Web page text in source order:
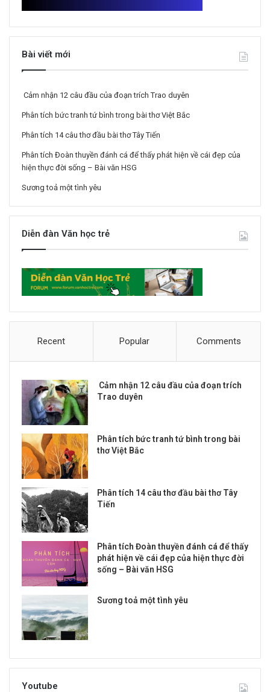
Bài viết mới
Cảm nhận 12 câu đầu của đoạn trích Trao duyên
Phân tích bức tranh tứ bình trong bài thơ Việt Bắc
Phân tích 14 câu thơ đầu bài thơ Tây Tiến
Phân tích Đoàn thuyền đánh cá để thấy phát hiện về cái đẹp của
hiện thực đời sống – Bài văn HSG
Sương toả một tình yêu
Diễn đàn Văn học trẻ
Recent Popular Comments
Cảm nhận 12 câu đầu của đoạn trích
Trao duyên
Phân tích bức tranh tứ bình trong bài
thơ Việt Bắc
Phân tích 14 câu thơ đầu bài thơ Tây
Tiến
Phân tích Đoàn thuyền đánh cá để thấy
phát hiện về cái đẹp của hiện thực đời
sống – Bài văn HSG
Sương toả một tình yêu
Youtube